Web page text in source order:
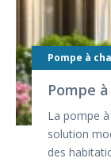
Pompe à
Pompe
La pompe
solution
des